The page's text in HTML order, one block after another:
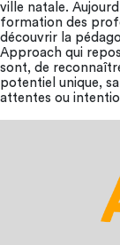
ville natale.
formation des
découvrir la
Approach qui
sont, de
potentiel unique,
attentes ou